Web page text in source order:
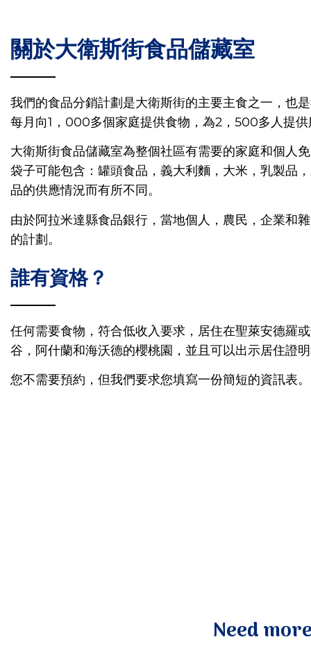
關於大衛斯街食品儲藏室
我們的食品分銷計劃是大衛斯街的主要主食之一，也
每月向1，000多個家庭提供食物，為2，500多人提
大衛斯街食品儲藏室為整個社區有需要的家庭和個人
袋子可能包含：罐頭食品，義大利麵，大米，乳製品
品的供應情況而有所不同。
由於阿拉米達縣食品銀行，當地個人，農民，企業和
的計劃。
誰有資格？
任何需要食物，符合低收入要求，居住在聖萊安德羅
谷，阿什蘭和海沃德的櫻桃園，並且可以出示居住證
您不需要預約，但我們要求您填寫一份簡短的資訊表。
Need